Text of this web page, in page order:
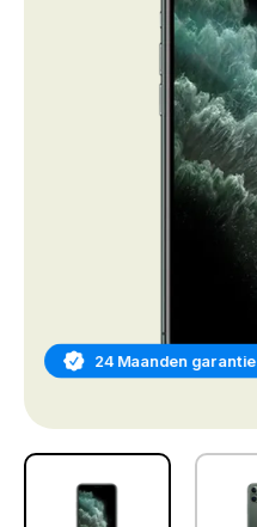
24 Maanden garantie